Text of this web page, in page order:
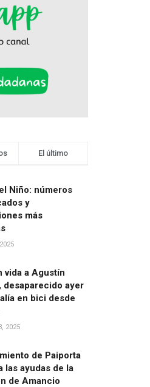
El último
Niño: números
y
más
vida a Agustín
desaparecido ayer
en bici desde
2025
de Paiporta
las ayudas de la
de Amancio